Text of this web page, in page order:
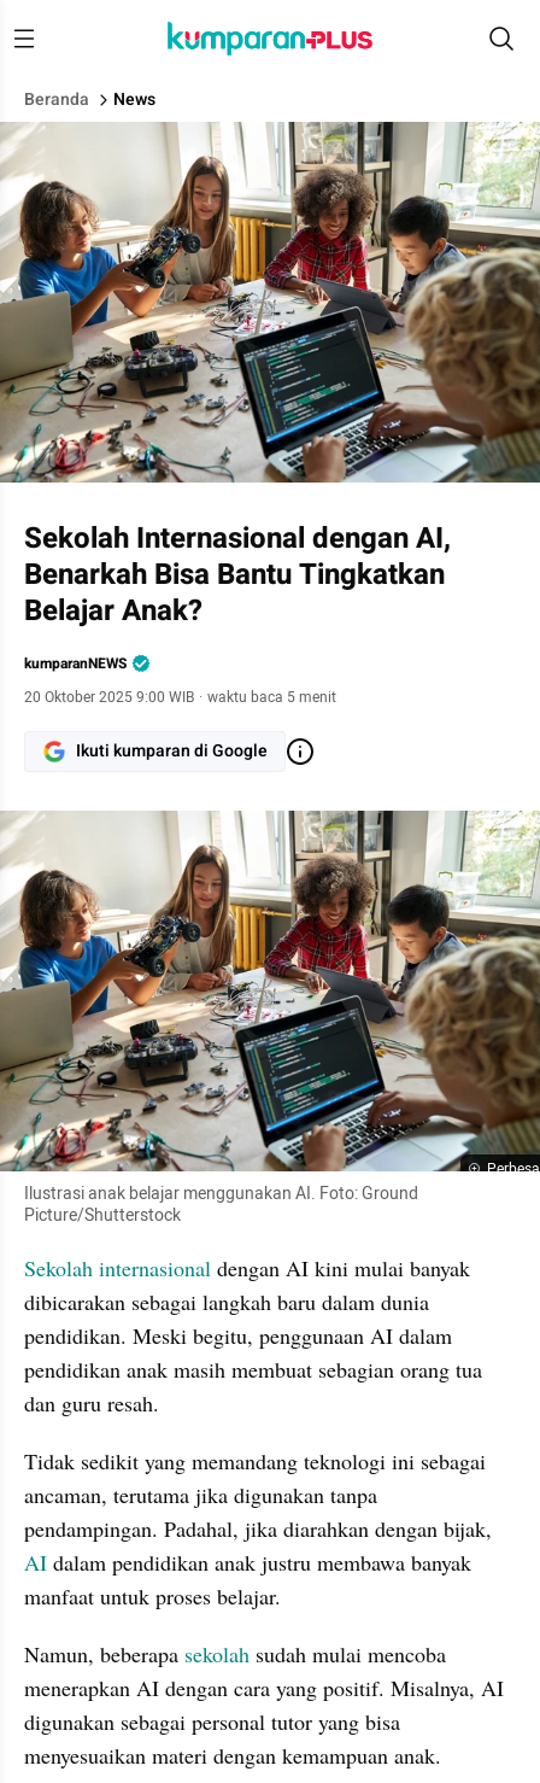
Beranda News
Sekolah Internasional dengan AI,
Benarkah Bisa Bantu Tingkatkan
Belajar Anak?
kumparanNEWS
20 Oktober 2025 9:00 WIB · waktu baca 5 menit
Ikuti kumparan di Google
Ilustrasi anak belajar menggunakan AI. Foto: Ground
Picture/Shutterstock
Sekolah internasional dengan AI kini mulai banyak
dibicarakan sebagai langkah baru dalam dunia
pendidikan. Meski begitu, penggunaan AI dalam
pendidikan anak masih membuat sebagian orang tua
dan guru resah.
Tidak sedikit yang memandang teknologi ini sebagai
ancaman, terutama jika digunakan tanpa
AI dalam pendidikan anak justru membawa banyak
manfaat untuk proses belajar.
Namun, beberapa sekolah sudah mulai mencoba
menerapkan AI dengan cara yang positif. Misalnya, AI
digunakan sebagai personal tutor yang bisa
menyesuaikan materi dengan kemampuan anak.